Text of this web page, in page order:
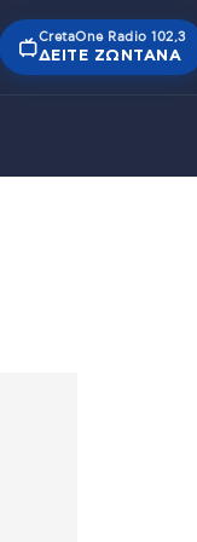
CretaOne Radio 102,3
ΔΕΊΤΕ ΖΩΝΤΑΝΆ